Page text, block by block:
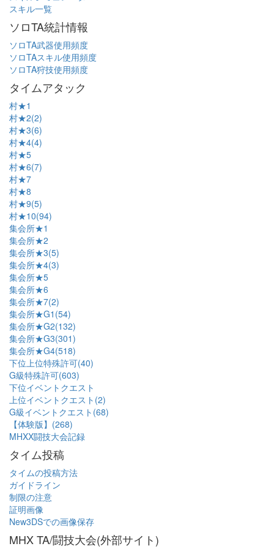
スキル一覧
ソロTA統計情報
ソロTA武器使用頻度
ソロTAスキル使用頻度
ソロTA狩技使用頻度
タイムアタック
村★1
村★2(2)
村★3(6)
村★4(4)
村★5
村★6(7)
村★7
村★8
村★9(5)
村★10(94)
集会所★1
集会所★2
集会所★3(5)
集会所★4(3)
集会所★5
集会所★6
集会所★7(2)
集会所★G1(54)
集会所★G2(132)
集会所★G3(301)
集会所★G4(518)
下位上位特殊許可(40)
G級特殊許可(603)
下位イベントクエスト
上位イベントクエスト(2)
G級イベントクエスト(68)
【体験版】(268)
MHXX闘技大会記録
タイム投稿
タイムの投稿方法
ガイドライン
制限の注意
証明画像
New3DSでの画像保存
MHX TA/闘技大会(外部サイト)